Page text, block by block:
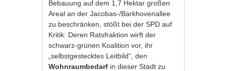
Bebauung auf dem 1,7 Hektar großen
Areal an der Jacobas-/Barkhovenallee
zu beschränken, stößt bei der SPD auf
Kritik: Deren Ratsfraktion wirft der
schwarz-grünen Koalition vor, ihr
„selbstgestecktes Leitbild“, den
Wohnraumbedarf in dieser Stadt zu